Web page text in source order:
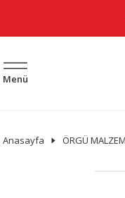
Menü
Anasayfa ÖRGÜ